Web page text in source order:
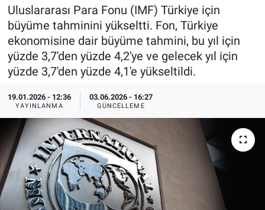
Uluslararası Para Fonu (IMF) Türkiye için
büyüme tahminini yükseltti. Fon, Türkiye
ekonomisine dair büyüme tahmini, bu yıl için
yüzde 3,7'den yüzde 4,2'ye ve gelecek yıl için
yüzde 3,7'den yüzde 4,1'e yükseltildi.
19.01.2026 - 12:36
YAYINLANMA
03.06.2026 - 16:27
GÜNCELLEME
Ekonomi
Trend
Özel Haberler
Yazarlar
Spor
Ekonomi
Dünya
Medya
Özel Haberler
Kadın
Erişim Bilgileri
Tüm Manşetler
Son Dakika Haberleri
Haber Arşivi